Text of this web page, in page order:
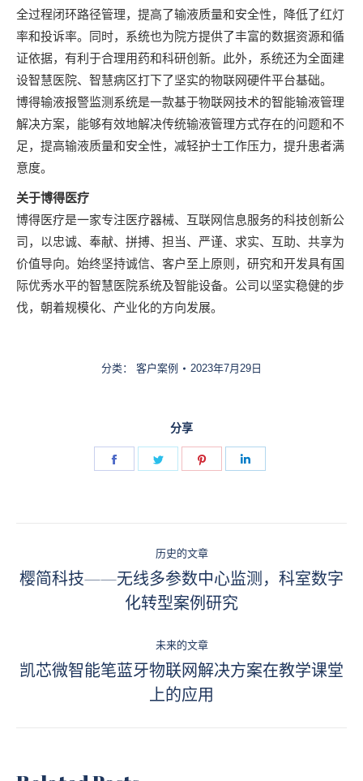
全过程闭环路径管理，提高了输液质量和安全性，降低了红灯
率和投诉率。同时，系统也为院方提供了丰富的数据资源和循
证依据，有利于合理用药和科研创新。此外，系统还为全面建
设智慧医院、智慧病区打下了坚实的物联网硬件平台基础。
博得输液报警监测系统是一款基于物联网技术的智能输液管理
解决方案，能够有效地解决传统输液管理方式存在的问题和不
足，提高输液质量和安全性，减轻护士工作压力，提升患者满
意度。
关于博得医疗
博得医疗是一家专注医疗器械、互联网信息服务的科技创新公
司，以忠诚、奉献、拼搏、担当、严谨、求实、互助、共享为
价值导向。始终坚持诚信、客户至上原则，研究和开发具有国
际优秀水平的智慧医院系统及智能设备。公司以坚实稳健的步
伐，朝着规模化、产业化的方向发展。
分类： 客户案例 2023年7月29日
分享
Share
Share
Share
章
历史的文章
历
史
章：
樱简科技——无线多参数中心监测，科室数字
化转型案例研究
未来的文章
未
来
凯芯微智能笔蓝牙物联网解决方案在教学课堂
上的应用